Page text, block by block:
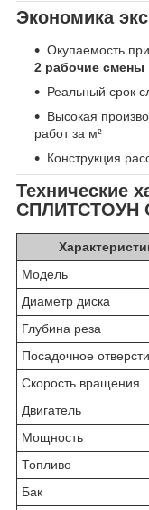
Экономика
Окупаемость
2 рабочие смены
Реальный срок
Высокая
работ за м²
Конструкция
Технические
СПЛИТСТОУН
Модель
Диаметр диска
Глубина реза
Посадочное
Скорость вращения
Двигатель
Мощность
Топливо
Бак